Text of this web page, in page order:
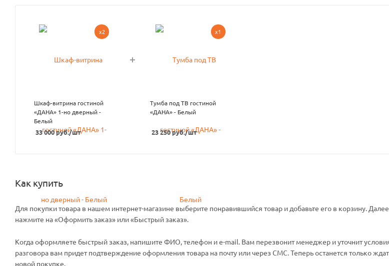
x2
Шкаф-витрина гостиной
«ДАНА» 1-но дверный -
Белый
33 000руб./шт
x1
Тумба под ТВ гостиной
«ДАНА» - Белый
23 250руб./шт
Как купить
Для покупки товара в нашем интернет-магазине выберите понравившийся товар и добавьте его в корзину.
нажмите на «Оформить заказ» или «Быстрый заказ».
Когда оформляете быстрый заказ, напишите ФИО, телефон и e-mail. Вам перезвонит менеджер и уточнит
разговора вам придет подтверждение оформления товара на почту или через СМС. Теперь останется только
новой покупке.